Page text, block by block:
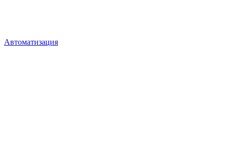
Автоматизация